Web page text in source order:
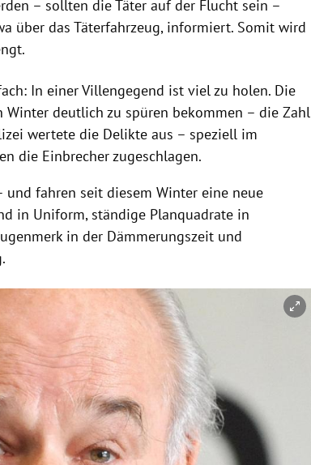
– sollten die Täter auf der Flucht sein –
über das Täterfahrzeug, informiert. Somit wird
In einer Villengegend ist viel zu holen. Die
deutlich zu spüren bekommen – die Zahl
wertete die Delikte aus – speziell im
die Einbrecher zugeschlagen.
und fahren seit diesem Winter eine neue
in Uniform, ständige Planquadrate in
in der Dämmerungszeit und